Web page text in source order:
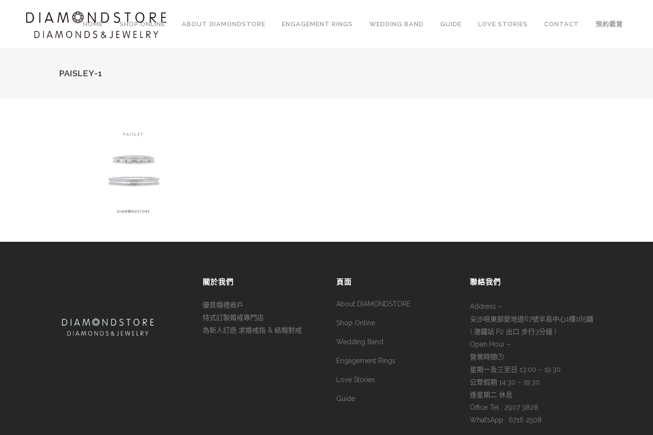
HOME SHOP ONLINE ABOUT DIAMONDSTORE ENGAGEMENT RINGS WEDDING BAND GUIDE LOVE STORIES CONTACT 預約鑑賞
PAISLEY-1
關於我們
優質婚禮商戶
特式訂製婚戒專門店
為新人訂造 求婚戒指 & 結婚對戒
頁面
About DIAMONDSTORE
Shop Online
Wedding Band
Engagement Rings
Love Stories
Guide
聯絡我們
Address –
尖沙咀東部麼地道67號半島中心1樓185舖
( 港鐵站 P2 出口 步行3分鐘 )
Open Hour –
營業時間🕑
星期一及三至日 13:00 – 19:30
公眾假期 14:30 – 19:30
逢星期二 休息
Office Tel : 2907 3828
What’sApp : 6716 2508